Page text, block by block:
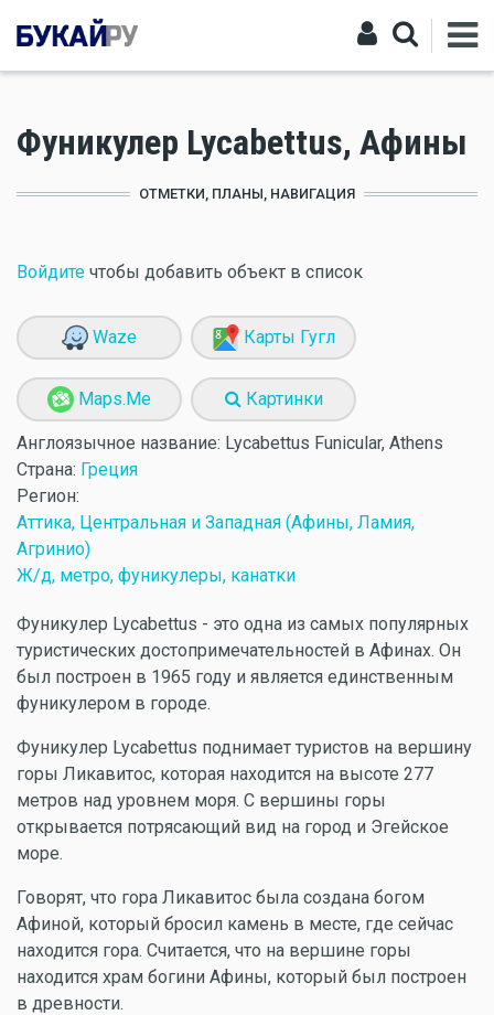
Фуникулер Lycabettus, Афины
ОТМЕТКИ, ПЛАНЫ, НАВИГАЦИЯ
Войдите чтобы добавить объект в список
Waze Карты Гугл
Maps.Me Картинки
Англоязычное название: Lycabettus Funicular, Athens
Страна: Греция
Регион:
Аттика, Центральная и Западная (Афины, Ламия,
Агринио)
Ж/д, метро, фуникулеры, канатки
Фуникулер Lycabettus - это одна из самых популярных
туристических достопримечательностей в Афинах. Он
был построен в 1965 году и является единственным
фуникулером в городе.
Фуникулер Lycabettus поднимает туристов на вершину
горы Ликавитос, которая находится на высоте 277
метров над уровнем моря. С вершины горы
открывается потрясающий вид на город и Эгейское
море.
Говорят, что гора Ликавитос была создана богом
Афиной, который бросил камень в месте, где сейчас
находится гора. Считается, что на вершине горы
находится храм богини Афины, который был построен
в древности.